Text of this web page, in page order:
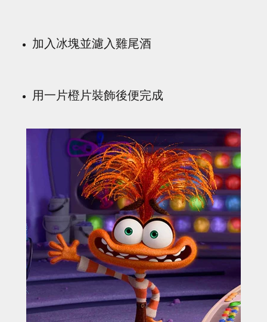
加入冰塊並濾入雞尾酒
用一片橙片裝飾後便完成